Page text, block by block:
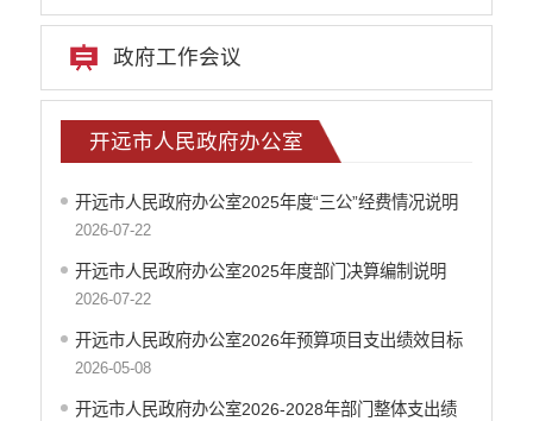
部门单位专栏
中共开远市委办公室
开远市人大常委会办公室
开远市人民政府办公室
中国共产党开远市委员会组织部
中共开远市委宣传部
中共开远市委统一战线工作部
中国共产党开远市委员会社会工作部
中共开远市直属机关工作委员会
政府工作会议
开远市人民政府办公室
开远市人民政府办公室2025年度“三公”经费情况说明
2026-07-22
开远市人民政府办公室2025年度部门决算编制说明
2026-07-22
开远市人民政府办公室2026年预算项目支出绩效目标
2026-05-08
开远市人民政府办公室2026-2028年部门整体支出绩